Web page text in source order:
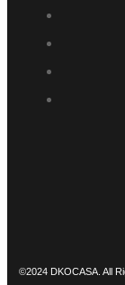
©2024 DKOCASA. All